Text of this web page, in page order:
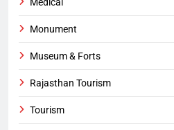
Monument
Museum & Forts
Rajasthan Tourism
Tourism